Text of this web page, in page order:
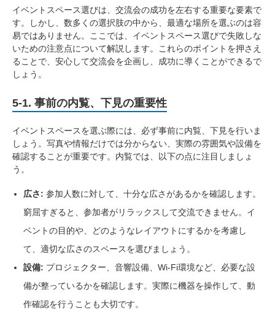
イベントスペース選びは、交流会の成功を左右する重要な要素で
す。しかし、数多くの選択肢の中から、最適な場所を選ぶのは容
易ではありません。ここでは、イベントスペース選びで失敗しな
いための注意点について解説します。これらのポイントを押さえ
ることで、安心して交流会を企画し、成功に導くことができるで
しょう。
5-1. 事前の内覧、下見の重要性
イベントスペースを選ぶ際には、必ず事前に内覧、下見を行いま
しょう。写真や情報だけでは分からない、実際の雰囲気や設備を
確認することが重要です。内覧では、以下の点に注目しましょ
う。
広さ: 参加人数に対して、十分な広さがあるかを確認します。
窮屈すぎると、参加者がリラックスして交流できません。イ
ベントの目的や、どのようなレイアウトにするかを考慮し
て、適切な広さのスペースを選びましょう。
設備: プロジェクター、音響設備、Wi-Fi環境など、必要な設
備が整っているかを確認します。実際に機器を操作して、動
作確認を行うことも大切です。